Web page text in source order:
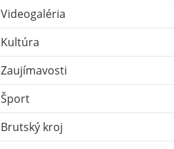
Videogaléria
Kultúra
Zaujímavosti
Šport
Brutský kroj